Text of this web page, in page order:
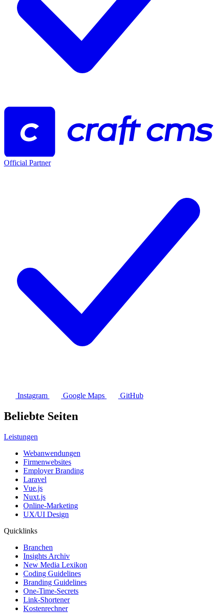
Official Partner
Instagram Google Maps GitHub
Beliebte Seiten
Leistungen
Webanwendungen
Firmenwebsites
Employer Branding
Laravel
Vue.js
Nuxt.js
Online-Marketing
UX/UI Design
Quicklinks
Branchen
Insights Archiv
New Media Lexikon
Coding Guidelines
Branding Guidelines
One-Time-Secrets
Link-Shortener
Kostenrechner